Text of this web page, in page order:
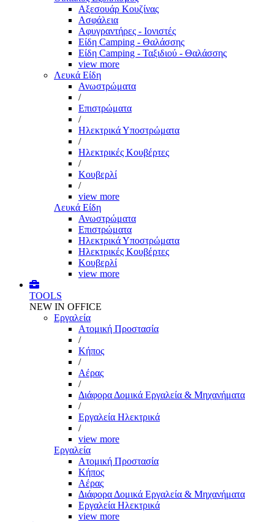
Αξεσουάρ Κουζίνας
Ασφάλεια
Αφυγραντήρες - Ιονιστές
Είδη Camping - Θαλάσσης
Είδη Camping - Ταξιδιού - Θαλάσσης
view more
Λευκά Είδη
Ανωστρώματα
/
Επιστρώματα
/
Ηλεκτρικά Υποστρώματα
/
Ηλεκτρικές Κουβέρτες
/
Κουβερλί
/
view more
Λευκά Είδη
Ανωστρώματα
Επιστρώματα
Ηλεκτρικά Υποστρώματα
Ηλεκτρικές Κουβέρτες
Κουβερλί
view more
TOOLS
NEW IN OFFICE
Εργαλεία
Aτομική Προστασία
/
Kήπος
/
Αέρας
/
Διάφορα Δομικά Εργαλεία & Μηχανήματα
/
Εργαλεία Ηλεκτρικά
/
view more
Εργαλεία
Aτομική Προστασία
Kήπος
Αέρας
Διάφορα Δομικά Εργαλεία & Μηχανήματα
Εργαλεία Ηλεκτρικά
view more